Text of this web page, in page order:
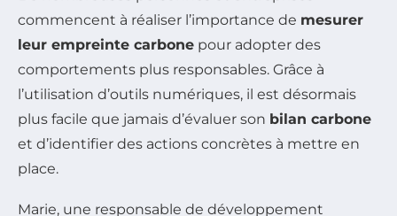
commencent à réaliser l’importance de mesurer
leur empreinte carbone pour adopter des
comportements plus responsables. Grâce à
l’utilisation d’outils numériques, il est désormais
plus facile que jamais d’évaluer son bilan carbone
et d’identifier des actions concrètes à mettre en
place.
Marie, une responsable de développement